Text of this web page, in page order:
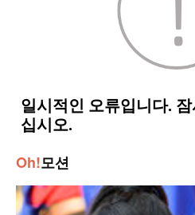
Oh!모션